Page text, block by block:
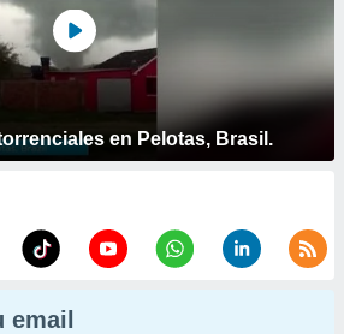
en Pelotas, Brasil.
email